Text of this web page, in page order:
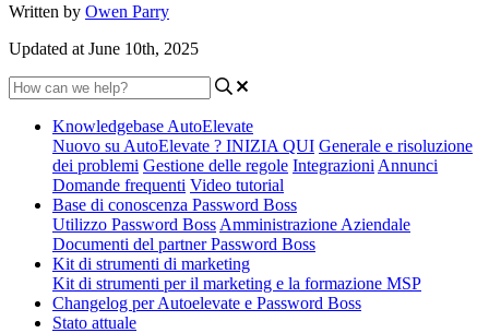
Written by Owen Parry
Updated at June 10th, 2025
Knowledgebase AutoElevate
Nuovo su AutoElevate ? INIZIA QUI Generale e risoluzione
dei problemi Gestione delle regole Integrazioni Annunci
Domande frequenti Video tutorial
Base di conoscenza Password Boss
Utilizzo Password Boss Amministrazione Aziendale
Documenti del partner Password Boss
Kit di strumenti di marketing
Kit di strumenti per il marketing e la formazione MSP
Changelog per Autoelevate e Password Boss
Stato attuale